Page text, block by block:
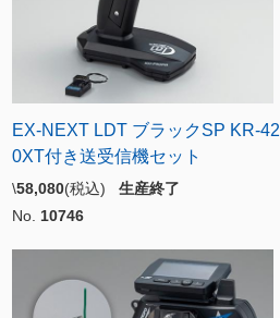
EX-NEXT LDT ブラックSP KR-42
0XT付き送受信機セット
\58,080(税込) 生産終了
No. 10746